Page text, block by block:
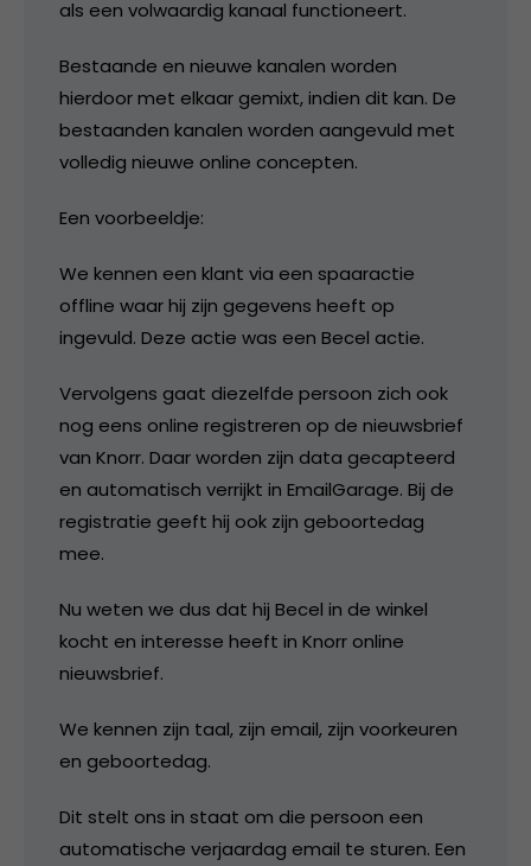
als een volwaardig kanaal functioneert.
Bestaande en nieuwe kanalen worden
hierdoor met elkaar gemixt, indien dit kan. De
bestaanden kanalen worden aangevuld met
volledig nieuwe online concepten.
Een voorbeeldje:
We kennen een klant via een spaaractie
offline waar hij zijn gegevens heeft op
ingevuld. Deze actie was een Becel actie.
Vervolgens gaat diezelfde persoon zich ook
nog eens online registreren op de nieuwsbrief
van Knorr. Daar worden zijn data gecapteerd
en automatisch verrijkt in EmailGarage. Bij de
registratie geeft hij ook zijn geboortedag
mee.
Nu weten we dus dat hij Becel in de winkel
kocht en interesse heeft in Knorr online
nieuwsbrief.
We kennen zijn taal, zijn email, zijn voorkeuren
en geboortedag.
Dit stelt ons in staat om die persoon een
automatische verjaardag email te sturen. Een